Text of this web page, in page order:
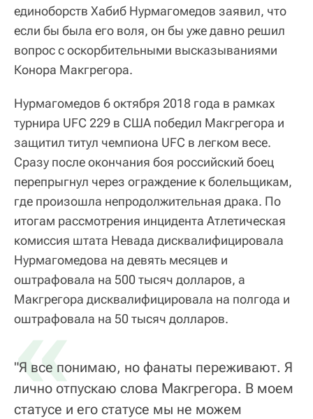
единоборств Хабиб Нурмагомедов заявил, что
если бы была его воля, он бы уже давно решил
вопрос с оскорбительными высказываниями
Конора Макгрегора.
Нурмагомедов 6 октября 2018 года в рамках
турнира UFC 229 в США победил Макгрегора и
защитил титул чемпиона UFC в легком весе.
Сразу после окончания боя российский боец
перепрыгнул через ограждение к болельщикам,
где произошла непродолжительная драка. По
итогам рассмотрения инцидента Атлетическая
комиссия штата Невада дисквалифицировала
Нурмагомедова на девять месяцев и
оштрафовала на 500 тысяч долларов, а
Макгрегора дисквалифицировала на полгода и
оштрафовала на 50 тысяч долларов.
«
"Я все понимаю, но фанаты переживают. Я
лично отпускаю слова Макгрегора. В моем
статусе и его статусе мы не можем